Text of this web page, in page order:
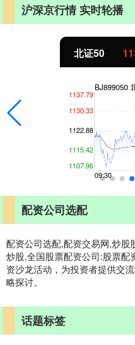
沪深京行情 实时轮播
北证50
配资公司选配
配资公司选配,配资交易网,炒股
炒股,全国股票配资公司:股票
资沙龙活动，为投资者提供交
略探讨。
话题标签